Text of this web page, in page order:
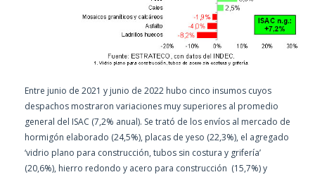
Entre junio de 2021 y junio de 2022 hubo cinco insumos cuyos
despachos mostraron variaciones muy superiores al promedio
general del ISAC (7,2% anual). Se trató de los envíos al mercado de
hormigón elaborado (24,5%), placas de yeso (22,3%), el agregado
‘vidrio plano para construcción, tubos sin costura y grifería’
(20,6%), hierro redondo y acero para construcción (15,7%) y